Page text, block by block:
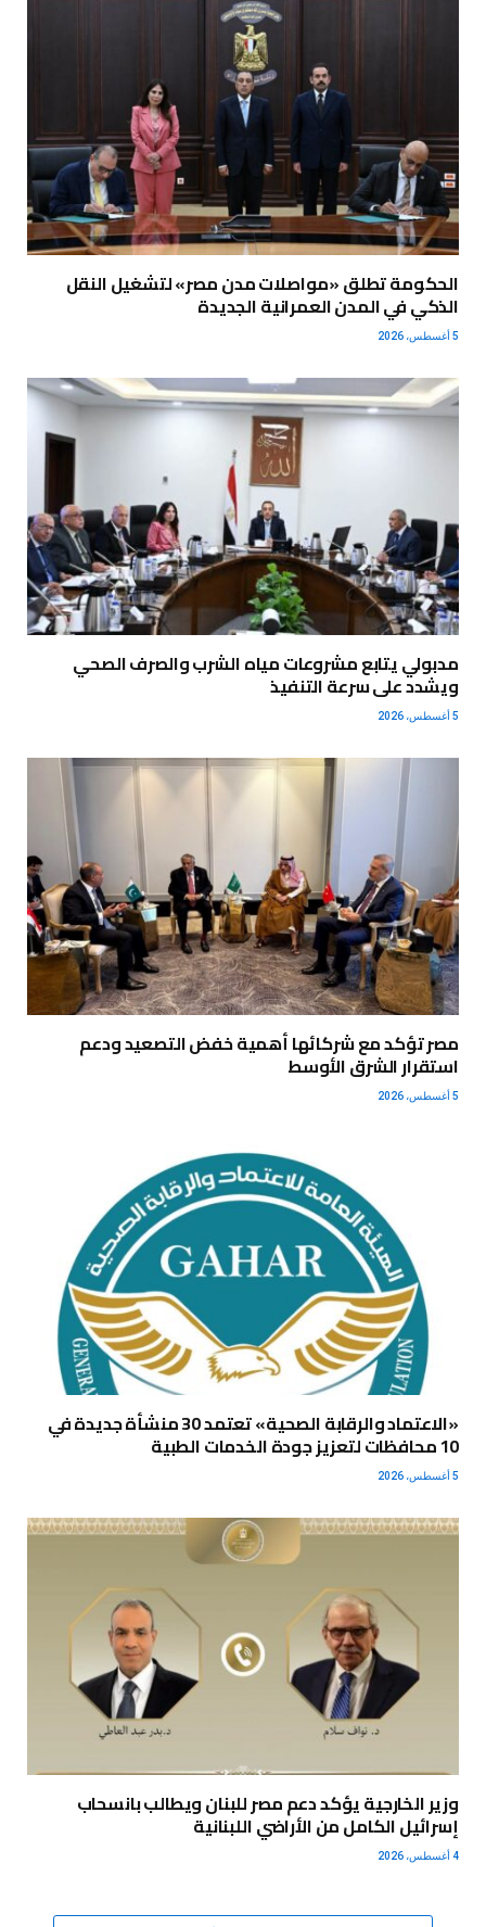
الحكومة تطلق «مواصلات مدن مصر» لتشغيل النقل
الذكي في المدن العمرانية الجديدة
5 أغسطس، 2026
مدبولي يتابع مشروعات مياه الشرب والصرف الصحي
ويشدد على سرعة التنفيذ
5 أغسطس، 2026
مصر تؤكد مع شركائها أهمية خفض التصعيد ودعم
استقرار الشرق الأوسط
5 أغسطس، 2026
«الاعتماد والرقابة الصحية» تعتمد 30 منشأة جديدة في
10 محافظات لتعزيز جودة الخدمات الطبية
5 أغسطس، 2026
وزير الخارجية يؤكد دعم مصر للبنان ويطالب بانسحاب
إسرائيل الكامل من الأراضي اللبنانية
4 أغسطس، 2026